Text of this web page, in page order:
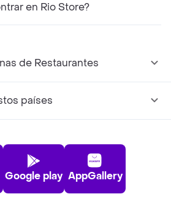
en Rio Store?
de Restaurantes
países
Google play AppGallery